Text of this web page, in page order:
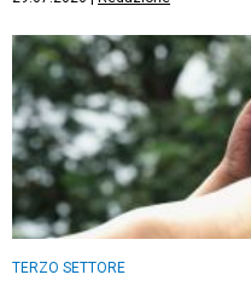
TERZO SETTORE